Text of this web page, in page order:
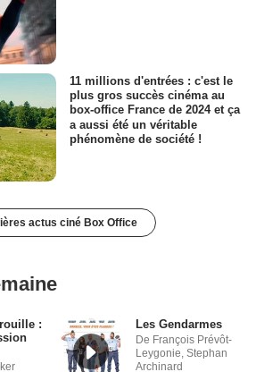
11 millions d'entrées : c'est le
plus gros succès cinéma au
box-office France de 2024 et ça
a aussi été un véritable
phénomène de société !
actus ciné Box Office
:
Les Gendarmes
De François Prévôt-
Leygonie, Stephan
Archinard